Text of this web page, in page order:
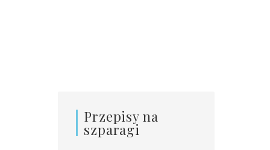
Przepisy na
szparagi